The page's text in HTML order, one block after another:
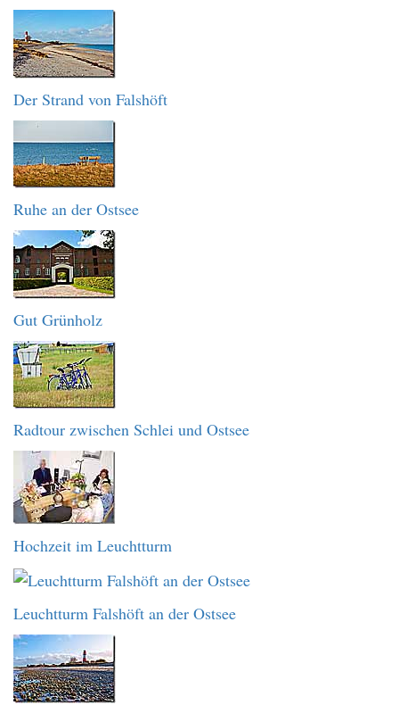
Der Strand von Falshöft
Ruhe an der Ostsee
Gut Grünholz
Radtour zwischen Schlei und Ostsee
Hochzeit im Leuchtturm
Leuchtturm Falshöft an der Ostsee